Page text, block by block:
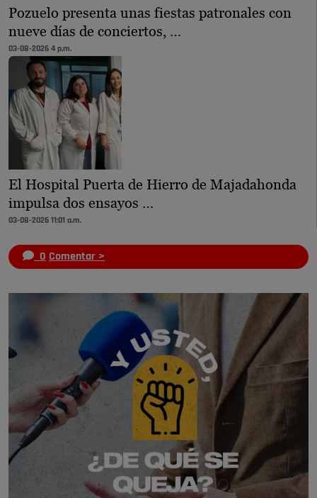
Pozuelo presenta unas fiestas patronales con
nueve días de conciertos, …
03-08-2026 4 p.m.
El Hospital Puerta de Hierro de Majadahonda
impulsa dos ensayos …
03-08-2026 11:01 a.m.
0 Comentar >